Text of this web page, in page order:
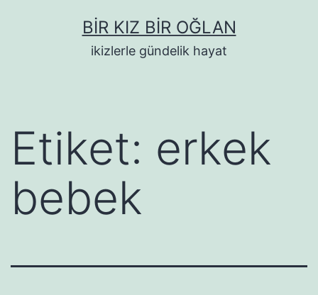
BIR KIZ BIR OĞLAN
ikizlerle gündelik hayat
Etiket: erkek
bebek